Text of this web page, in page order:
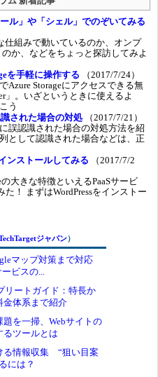
ル」や「シェル」でのぞいてみる
仕組みで動いているのか、オンプ
か、などをちょっと探訪してみよ
を手軽に操作する （2017/7/24）
Storageにアクセスできる無
」。いざというときに使えるよ
う
された場合の対処 （2017/7/21）
誤認識された場合の対処方法を紹
として認識された場合などは、正
ンストールしてみる （2017/7/2
大きな特徴といえるPaaSサービ
た！ まずはWordPressをインストー
ジャパン）
マップ対策まで対応
ビスの...
リートガイド：特長か
金体系まで紹介
を一掃、Webサイトの
るツールとは
る情報収集 “狙い目案
には？